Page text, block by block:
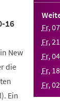
Tab)
Fr,07
Fr,21
Fr,04
Fr, 18
Fr,02
16
New
die
Ein